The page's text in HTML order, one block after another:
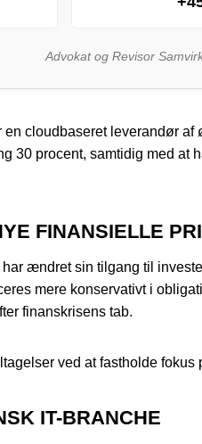
Advokat og Revisor
cloudbaseret leverandør
30 procent, samtidig med
FINANSIELLE
ændret sin tilgang til
mere konservativt i
finanskrisens tab.
ved at fastholde
IT-BRANCHE